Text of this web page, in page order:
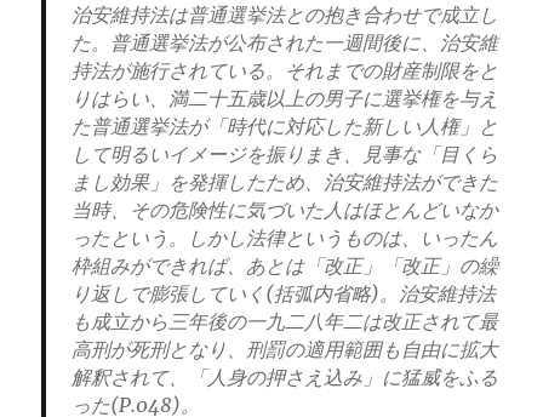
治安維持法は普通選挙法との抱き合わせで成立し
た。普通選挙法が公布された一週間後に、治安維
持法が施行されている。それまでの財産制限をと
りはらい、満二十五歳以上の男子に選挙権を与え
た普通選挙法が「時代に対応した新しい人権」と
して明るいイメージを振りまき、見事な「目くら
まし効果」を発揮したため、治安維持法ができた
当時、その危険性に気づいた人はほとんどいなか
ったという。しかし法律というものは、いったん
枠組みができれば、あとは「改正」「改正」の繰
り返しで膨張していく(括弧内省略)。治安維持法
も成立から三年後の一九二八年二は改正されて最
高刑が死刑となり、刑罰の適用範囲も自由に拡大
解釈されて、「人身の押さえ込み」に猛威をふる
った(P.048)。